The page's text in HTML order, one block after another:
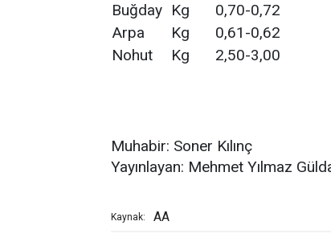
Buğday Kg
0,70-0,72
Arpa
Kg
0,61-0,62
Nohut
Kg 2,50-3,00
Muhabir: Soner Kılınç
Yayınlayan: Mehmet Yılmaz
Kaynak: AA